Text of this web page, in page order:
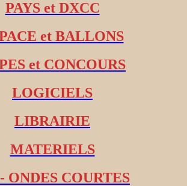
PAYS et DXCC
et BALLONS
et CONCOURS
LOGICIELS
LIBRAIRIE
MATERIELS
ONDES COURTES